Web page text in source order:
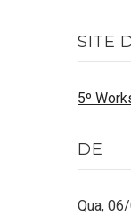
SITE
5º
DE
Qua,